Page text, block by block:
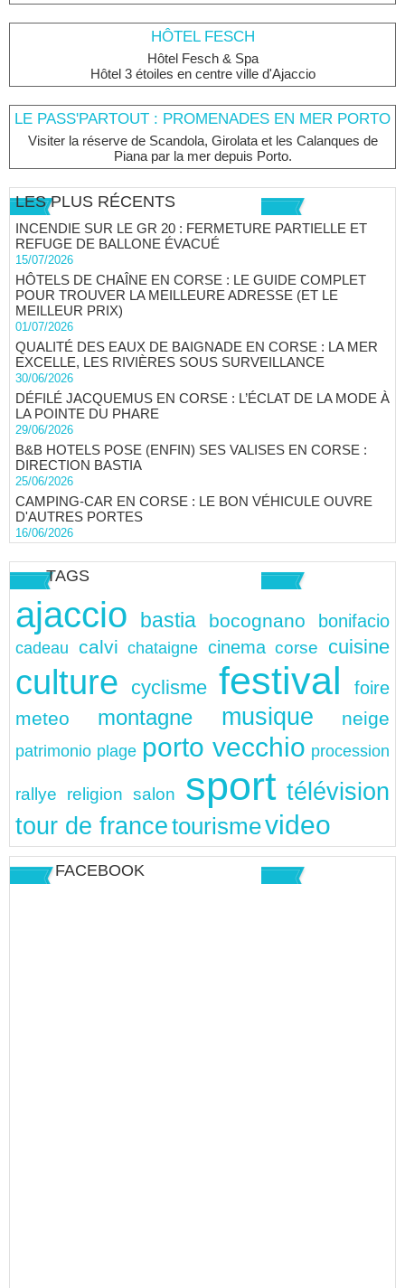
HÔTEL FESCH
Hôtel Fesch & Spa
Hôtel 3 étoiles en centre ville d'Ajaccio
LE PASS'PARTOUT : PROMENADES EN MER PORTO
Visiter la réserve de Scandola, Girolata et les Calanques de
Piana par la mer depuis Porto.
LES PLUS RÉCENTS
INCENDIE SUR LE GR 20 : FERMETURE PARTIELLE ET
REFUGE DE BALLONE ÉVACUÉ
15/07/2026
HÔTELS DE CHAÎNE EN CORSE : LE GUIDE COMPLET
POUR TROUVER LA MEILLEURE ADRESSE (ET LE
MEILLEUR PRIX)
01/07/2026
QUALITÉ DES EAUX DE BAIGNADE EN CORSE : LA MER
EXCELLE, LES RIVIÈRES SOUS SURVEILLANCE
30/06/2026
DÉFILÉ JACQUEMUS EN CORSE : L’ÉCLAT DE LA MODE À
LA POINTE DU PHARE
29/06/2026
B&B HOTELS POSE (ENFIN) SES VALISES EN CORSE :
DIRECTION BASTIA
25/06/2026
CAMPING-CAR EN CORSE : LE BON VÉHICULE OUVRE
D'AUTRES PORTES
16/06/2026
TAGS
ajaccio bastia bocognano bonifacio
cadeau calvi chataigne cinema corse cuisine
culture cyclisme festival foire
meteo montagne musique neige
patrimonio plage porto vecchio procession
rallye religion salon sport télévision
tour de francetourismevideo
FACEBOOK